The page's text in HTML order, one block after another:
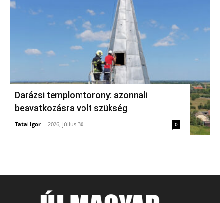
Darázsi templomtorony: azonnali
beavatkozásra volt szükség
Tatai Igor - 2026, július 30. 0